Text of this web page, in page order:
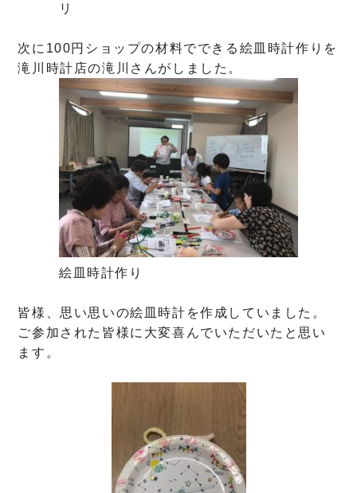
リ
次に100円ショップの材料でできる絵皿時計作りを
滝川時計店の滝川さんがしました。
絵皿時計作り
皆様、思い思いの絵皿時計を作成していました。
ご参加された皆様に大変喜んでいただいたと思い
ます。